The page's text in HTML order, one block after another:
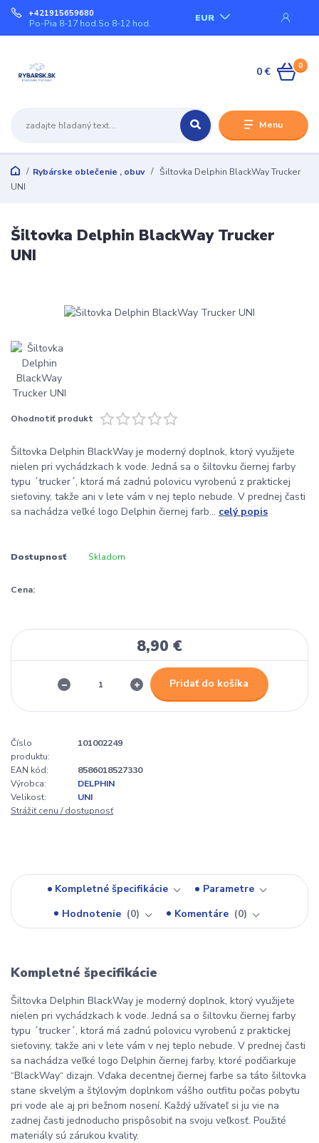
Menu
EUR
+421915659680
Po-Pia 8-17 hod.So 8-12 hod.
0
0 €
Rybárske oblečenie , obuv
Šiltovka Delphin BlackWay Trucker
UNI
Šiltovka Delphin BlackWay Trucker
UNI
Ohodnotiť produkt
Šiltovka Delphin BlackWay je moderný doplnok, ktorý využijete
nielen pri vychádzkach k vode. Jedná sa o šiltovku čiernej farby
typu ´trucker´, ktorá má zadnú polovicu vyrobenú z praktickej
sieťoviny, takže ani v lete vám v nej teplo nebude. V prednej časti
sa nachádza veľké logo Delphin čiernej farb... celý popis
Dostupnosť Skladom
Cena:
8,90 €
Pridať do košíka
Číslo
produktu:
101002249
EAN kód:
8586018527330
Výrobca:
DELPHIN
Velikost:
UNI
Strážiť cenu / dostupnosť
Kompletné špecifikácie
Parametre
Hodnotenie
0 Komentáre 0
Kompletné špecifikácie
Šiltovka Delphin BlackWay je moderný doplnok, ktorý využijete
nielen pri vychádzkach k vode. Jedná sa o šiltovku čiernej farby
typu ´trucker´, ktorá má zadnú polovicu vyrobenú z praktickej
sieťoviny, takže ani v lete vám v nej teplo nebude. V prednej časti
sa nachádza veľké logo Delphin čiernej farby, ktoré podčiarkuje
“BlackWay“ dizajn. Vďaka decentnej čiernej farbe sa táto šiltovka
stane skvelým a štýlovým doplnkom vášho outfitu počas pobytu
pri vode ale aj pri bežnom nosení. Každý užívateľ si ju vie na
zadnej časti jednoducho prispôsobiť na svoju veľkosť. Použité
materiály sú zárukou kvality.